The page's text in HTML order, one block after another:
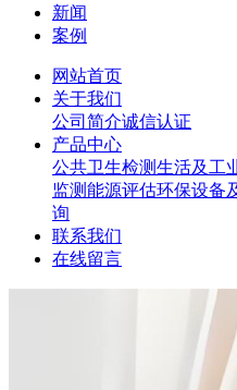
新闻
案例
网站首页
关于我们
公司简介诚信认证
产品中心
公共卫生检测生活及工
监测能源评估环保设备
询
联系我们
在线留言